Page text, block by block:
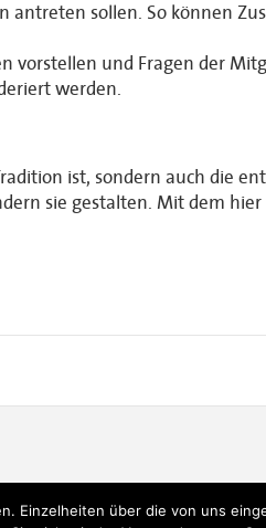
antreten sollen. So können
vorstellen und Fragen der
werden.
ist, sondern auch die
sie gestalten. Mit dem
Einzelheiten über die von uns